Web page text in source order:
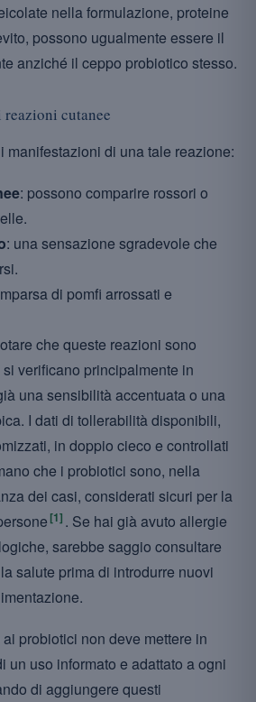
nella formulazione, proteine
possono ugualmente essere il
anziché il ceppo probiotico stesso.
cutanee
manifestazioni di una tale reazione:
: possono comparire rossori o
: una sensazione sgradevole che
di pomfi arrossati e
che queste reazioni sono
verificano principalmente in
una sensibilità accentuata o una
I dati di tollerabilità disponibili,
in doppio cieco e controllati
che i probiotici sono, nella
dei casi, considerati sicuri per la
[1] . Se hai già avuto allergie
sarebbe saggio consultare
salute prima di introdurre nuovi
ai probiotici non deve mettere in
un uso informato e adattato a ogni
di aggiungere questi